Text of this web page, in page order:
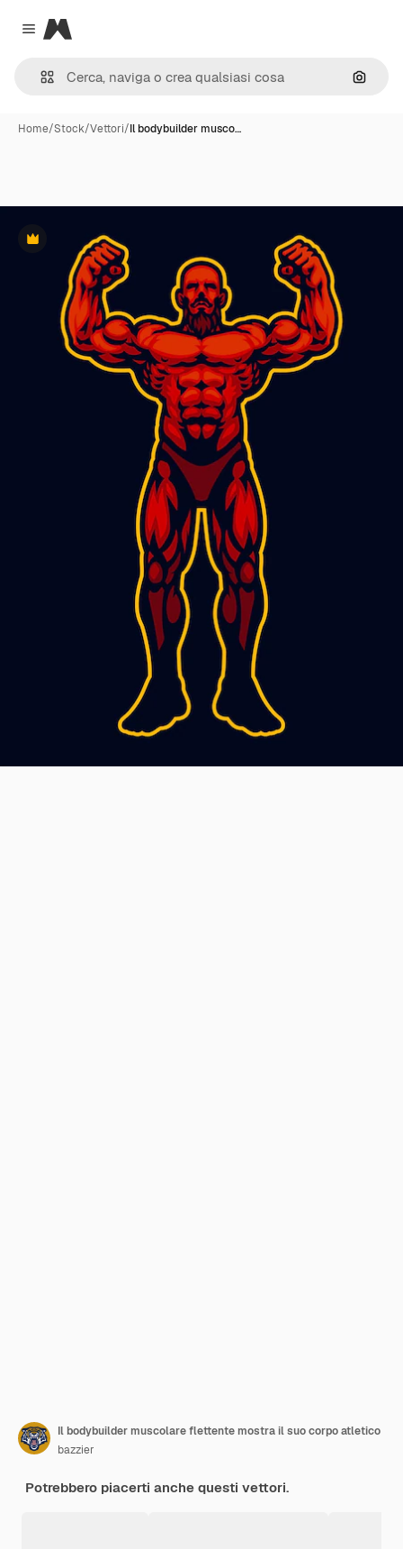
Close menu
Magnific
Cerca
Home/Stock/Vettori/Il bodybuilder musco…
Premium
Il bodybuilder muscolare flettente mostra il suo corpo atletico
bazzier
Potrebbero piacerti anche questi vettori.